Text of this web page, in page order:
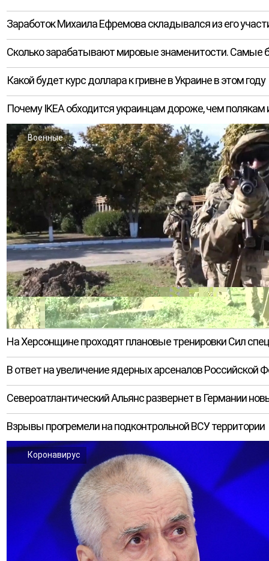
Заработок Михаила Ефремова складывался из его
Сколько зарабатывают мировые знаменитости. Самые
Какой будет курс доллара к гривне в Украине в этом году
Почему IKEA обходится украинцам дороже, чем полякам
На Херсонщине проходят плановые тренировки Сил
В ответ на увеличение ядерных арсеналов Российской
Североатлантический Альянс развернет в Германии
Взрывы прогремели на подконтрольной ВСУ территории
Военные
Коронавирус